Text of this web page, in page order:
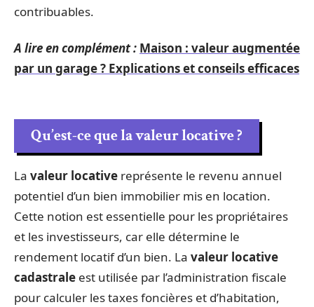
contribuables.
A lire en complément : Maison : valeur augmentée
par un garage ? Explications et conseils efficaces
Qu’est-ce que la valeur locative ?
La valeur locative représente le revenu annuel
potentiel d’un bien immobilier mis en location.
Cette notion est essentielle pour les propriétaires
et les investisseurs, car elle détermine le
rendement locatif d’un bien. La valeur locative
cadastrale est utilisée par l’administration fiscale
pour calculer les taxes foncières et d’habitation,